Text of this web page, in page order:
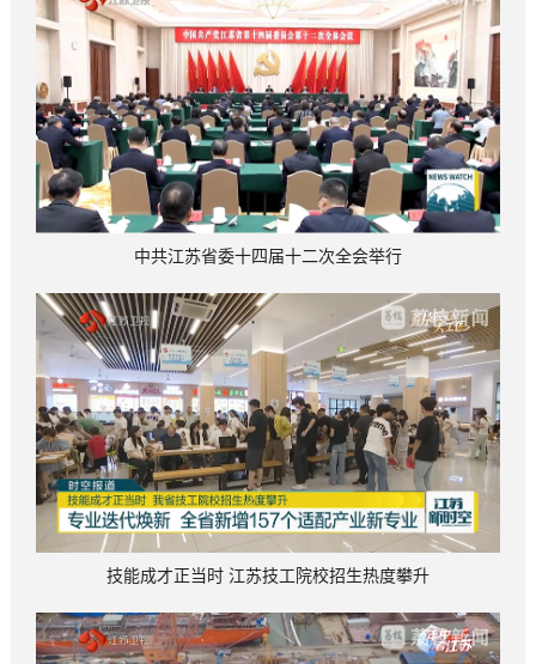
中共江苏省委十四届十二次全会举行
技能成才正当时 江苏技工院校招生热度攀升